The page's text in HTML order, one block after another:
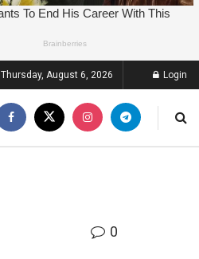
Thursday, August 6, 2026 Login
0